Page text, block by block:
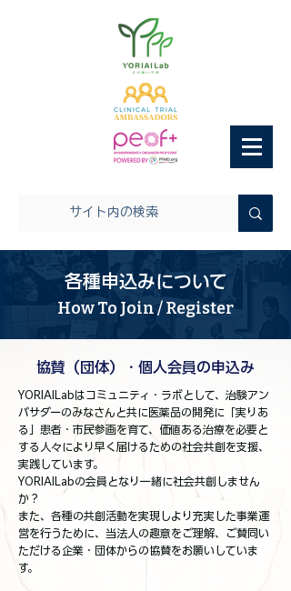
各種申込みについて
How To Join / Register
協賛（団体）・個人会員の申込み
YORIAILabはコミュニティ・ラボとして、治験アン
バサダーのみなさんと共に医薬品の開発に「実りあ
る」患者・市民参画を育て、価値ある治療を必要と
する人々により早く届けるための社会共創を支援、
実践しています。
YORIAILabの会員となり一緒に社会共創しません
か？
また、各種の共創活動を実現しより充実した事業運
営を行うために、当法人の趣意をご理解、ご賛同い
ただける企業・団体からの協賛をお願いしていま
す。